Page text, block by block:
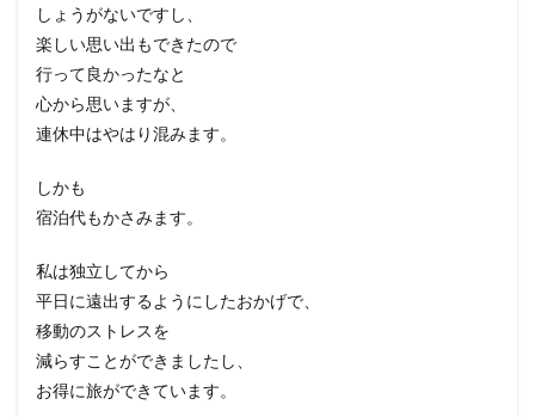
しょうがないですし、
楽しい思い出もできたので
行って良かったなと
心から思いますが、
連休中はやはり混みます。
しかも
宿泊代もかさみます。
私は独立してから
平日に遠出するようにしたおかげで、
移動のストレスを
減らすことができましたし、
お得に旅ができています。